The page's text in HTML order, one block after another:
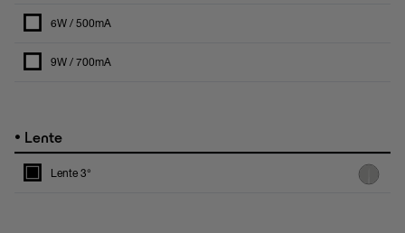
6W / 500mA
9W / 700mA
• Lente
Lente 3°